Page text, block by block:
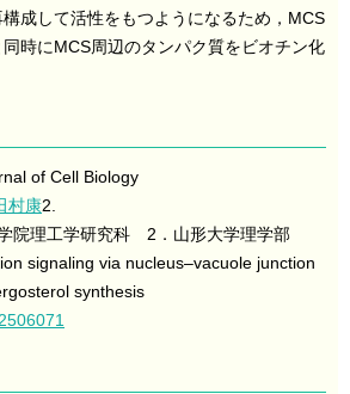
成して活性をもつようになるため，MCS
時にMCS周辺のタンパク質をビオチン化
of Cell Biology
村康2.
院理工学研究科 2．山形大学理学部
signaling via nucleus–vacuole junction
synthesis